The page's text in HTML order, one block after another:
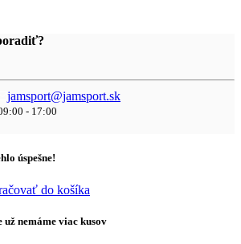
jamsport@jamsport.sk
- 17:00
úspešne!
do košíka
už nemáme viac kusov